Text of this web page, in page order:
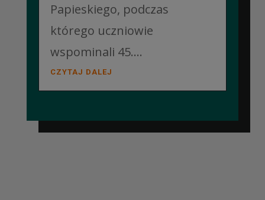
Papieskiego, podczas
którego uczniowie
wspominali 45....
CZYTAJ DALEJ